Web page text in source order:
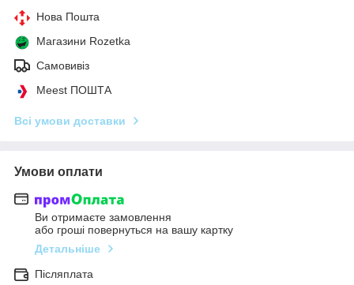
Нова Пошта
Магазини Rozetka
Самовивіз
Meest ПОШТА
Всі умови доставки
Умови оплати
Ви отримаєте замовлення
або гроші повернуться на вашу картку
Детальніше
Післяплата